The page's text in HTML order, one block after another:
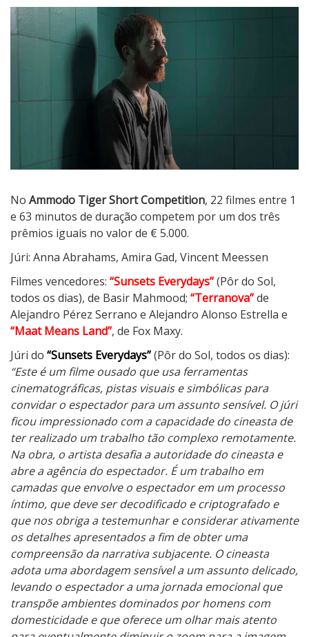
No Ammodo Tiger Short Competition, 22 filmes entre 1
e 63 minutos de duração competem por um dos três
prêmios iguais no valor de € 5.000.
Júri: Anna Abrahams, Amira Gad, Vincent Meessen
Filmes vencedores: “Sunsets Everydays”(Pôr do Sol,
todos os dias), de Basir Mahmood; “Terranova”de
Alejandro Pérez Serrano e Alejandro Alonso Estrella e
“Maat Means Land”, de Fox Maxy.
Júri do “Sunsets Everydays”(Pôr do Sol, todos os dias):
“Este é um filme ousado que usa ferramentas
cinematográficas, pistas visuais e simbólicas para
convidar o espectador para um assunto sensível. O júri
ficou impressionado com a capacidade do cineasta de
ter realizado um trabalho tão complexo remotamente.
Na obra, o artista desafia a autoridade do cineasta e
abre a agência do espectador. É um trabalho em
camadas que envolve o espectador em um processo
íntimo, que deve ser decodificado e criptografado e
que nos obriga a testemunhar e considerar ativamente
os detalhes apresentados a fim de obter uma
compreensão da narrativa subjacente. O cineasta
adota uma abordagem sensível a um assunto delicado,
levando o espectador a uma jornada emocional que
transpõe ambientes dominados por homens com
domesticidade e que oferece um olhar mais atento